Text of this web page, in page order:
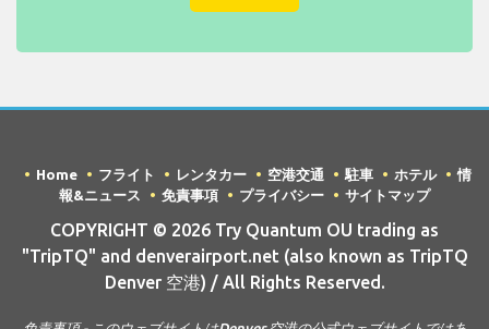
Home フライト レンタカー 空港交通 駐車 ホテル
情
報&ニュース
免責事項 プライバシー サイトマップ
COPYRIGHT © 2026 Try Quantum OU trading as
"TripTQ" and denverairport.net (also known as TripTQ
Denver 空港) / All Rights Reserved.